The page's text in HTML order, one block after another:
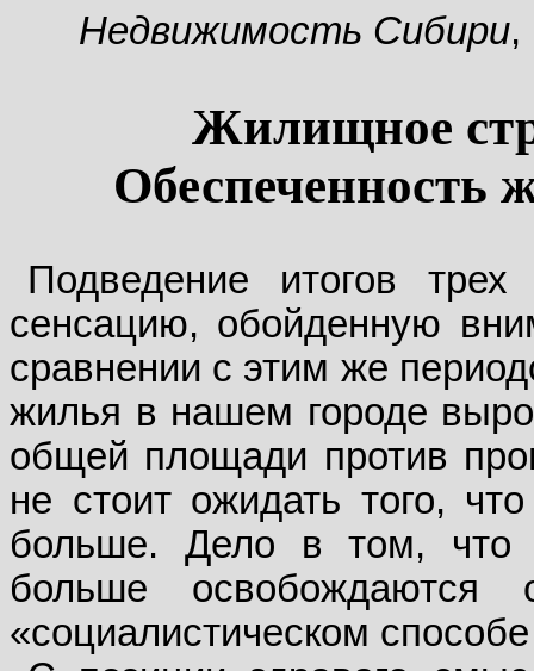
Недвижимость Сибири,
Жилищное
Подведение итогов
сенсацию, обойденную
сравнении с этим же
жилья в нашем городе
общей площади против
не стоит ожидать того,
больше. Дело в том, что
больше освобождаются
«социалистическом